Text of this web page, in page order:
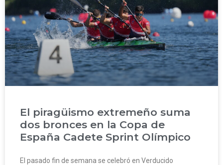
El piragüismo extremeño suma
dos bronces en la Copa de
España Cadete Sprint Olímpico
El pasado fin de semana se celebró en Verducido